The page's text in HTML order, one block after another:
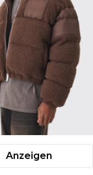
Anzeigen